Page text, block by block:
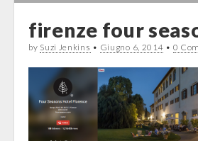
firenze four
by Suzi Jenkins • Giugno 6, 2014 • 0